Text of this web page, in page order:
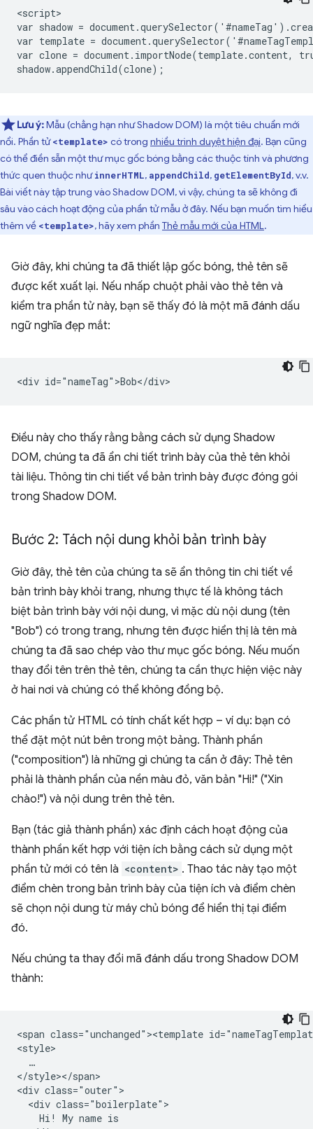
<script>
var shadow =
var template =
var clone = document.importNode(template.content,
Lưu ý:Mẫu (chẳng hạn như Shadow DOM) là một tiêu chuẩn mới
nổi. Phần tử<template> có trong nhiều trình duyệt hiện đại. Bạn cũng
có thể điền sẵn một thư mục gốc bóng bằng các thuộc tính và phương
thức quen thuộc nhưinnerHTML, appendChild, getElementById, v.v.
Bài viết này tập trung vào Shadow DOM, vì vậy, chúng ta sẽ không đi
sâu vào cách hoạt động của phần tử mẫu ở đây. Nếu bạn muốn tìm hiểu
thêm về <template>, hãy xem phần Thẻ mẫu mới của HTML.
Giờ đây, khi chúng ta đã thiết lập gốc bóng, thẻ tên sẽ
được kết xuất lại. Nếu nhấp chuột phải vào thẻ tên và
kiểm tra phần tử này, bạn sẽ thấy đó là một mã đánh dấu
ngữ nghĩa đẹp mắt:
Điều này cho thấy rằng bằng cách sử dụng Shadow
DOM, chúng ta đã ẩn chi tiết trình bày của thẻ tên khỏi
tài liệu. Thông tin chi tiết về bản trình bày được đóng gói
trong Shadow DOM.
Bước 2: Tách nội dung khỏi bản trình bày
Giờ đây, thẻ tên của chúng ta sẽ ẩn thông tin chi tiết về
bản trình bày khỏi trang, nhưng thực tế là không tách
biệt bản trình bày với nội dung, vì mặc dù nội dung (tên
"Bob") có trong trang, nhưng tên được hiển thị là tên mà
chúng ta đã sao chép vào thư mục gốc bóng. Nếu muốn
thay đổi tên trên thẻ tên, chúng ta cần thực hiện việc này
ở hai nơi và chúng có thể không đồng bộ.
Các phần tử HTML có tính chất kết hợp – ví dụ: bạn có
thể đặt một nút bên trong một bảng. Thành phần
("composition") là những gì chúng ta cần ở đây: Thẻ tên
phải là thành phần của nền màu đỏ, văn bản "Hi!" ("Xin
chào!") và nội dung trên thẻ tên.
Bạn (tác giả thành phần) xác định cách hoạt động của
thành phần kết hợp với tiện ích bằng cách sử dụng một
phần tử mới có tên là <content> . Thao tác này tạo một
điểm chèn trong bản trình bày của tiện ích và điểm chèn
sẽ chọn nội dung từ máy chủ bóng để hiển thị tại điểm
đó.
Nếu chúng ta thay đổi mã đánh dấu trong Shadow DOM
thành:
<span class="unchanged"><template
<style>
  …
</style></span>
<div class="outer">
  <div class="boilerplate">
    Hi! My name is